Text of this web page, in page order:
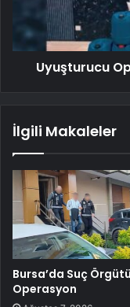
Uyuşturucu
İlgili Makaleler
Bursa’da Suç
Operasyon